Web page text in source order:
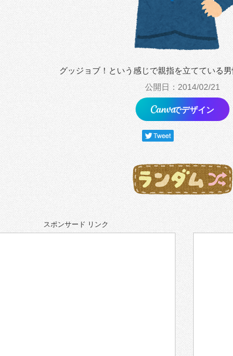
グッジョブ！という感じで親指を立てている男
公開日：2014/02/21
でデザイン
スポンサード リンク